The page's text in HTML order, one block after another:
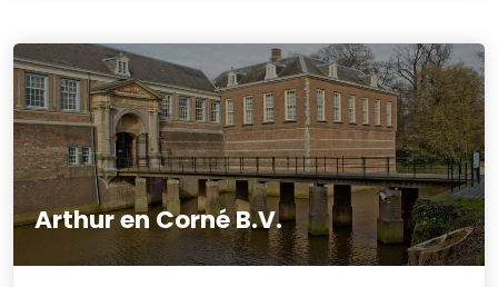
Arthur en Corné B.V.